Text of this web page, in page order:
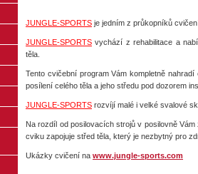
JUNGLE-SPORTS je jedním z průkopníků
JUNGLE-SPORTS vychází z rehabilitace a
těla.
Tento cvičební program Vám kompletně
posílení celého těla a jeho středu pod dozorem
JUNGLE-SPORTS rozvíjí malé i velké svalové
Na rozdíl od posilovacích strojů v posilovně
cviku zapojuje střed těla, který je nezbytný pro
Ukázky cvičení na www.jungle-sports.com